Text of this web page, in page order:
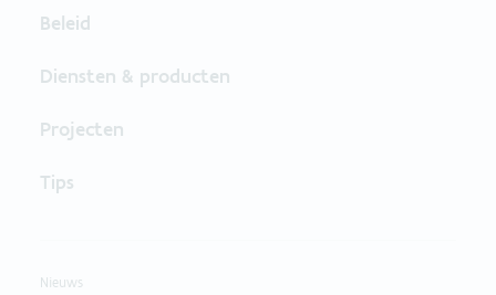
Beleid
Diensten & producten
Projecten
Tips
Nieuws